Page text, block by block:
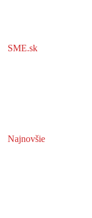
SME.sk
Najnovšie